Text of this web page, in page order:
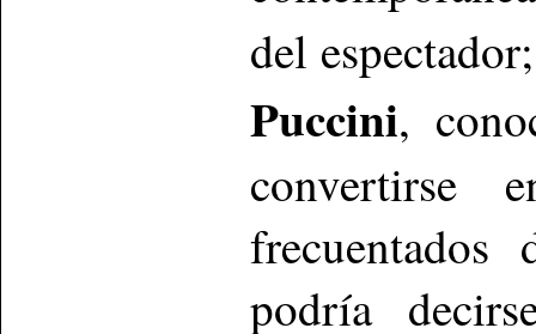
del
Puccini,
podría